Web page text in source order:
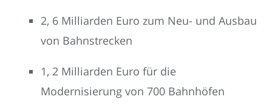
2, 6 Milliarden Euro zum Neu- und Ausbau
von Bahnstrecken
1, 2 Milliarden Euro für die
Modernisierung von 700 Bahnhöfen